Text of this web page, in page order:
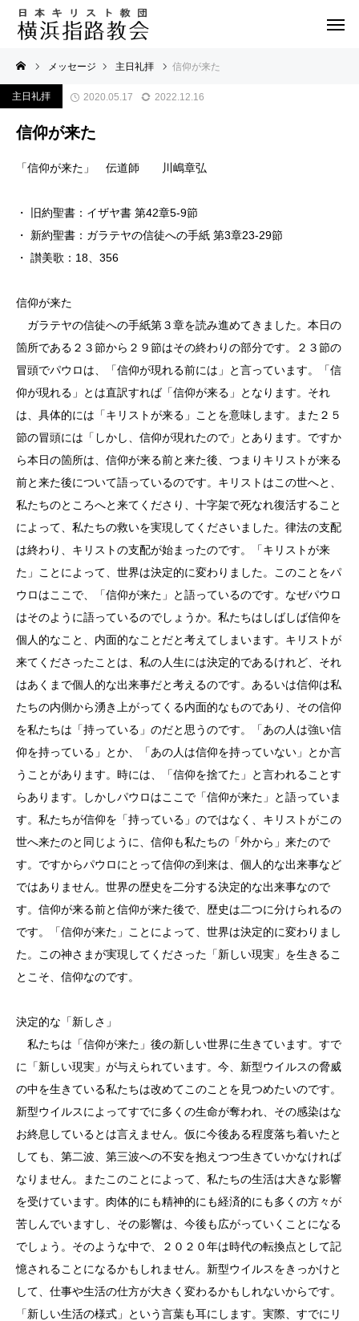
メッセージ 主日礼拝 信仰が来た
主日礼拝 2020.05.17 2022.12.16
信仰が来た
「信仰が来た」 伝道師 川嶋章弘
・ 旧約聖書：イザヤ書 第42章5-9節
・ 新約聖書：ガラテヤの信徒への手紙 第3章23-29節
・ 讃美歌：18、356
信仰が来た
ガラテヤの信徒への手紙第３章を読み進めてきました。本日の
箇所である２３節から２９節はその終わりの部分です。２３節の
冒頭でパウロは、「信仰が現れる前には」と言っています。「信
仰が現れる」とは直訳すれば「信仰が来る」となります。それ
は、具体的には「キリストが来る」ことを意味します。また２５
節の冒頭には「しかし、信仰が現れたので」とあります。ですか
ら本日の箇所は、信仰が来る前と来た後、つまりキリストが来る
前と来た後について語っているのです。キリストはこの世へと、
私たちのところへと来てくださり、十字架で死なれ復活すること
によって、私たちの救いを実現してくださいました。律法の支配
は終わり、キリストの支配が始まったのです。「キリストが来
た」ことによって、世界は決定的に変わりました。このことをパ
ウロはここで、「信仰が来た」と語っているのです。なぜパウロ
はそのように語っているのでしょうか。私たちはしばしば信仰を
個人的なこと、内面的なことだと考えてしまいます。キリストが
来てくださったことは、私の人生には決定的であるけれど、それ
はあくまで個人的な出来事だと考えるのです。あるいは信仰は私
たちの内側から湧き上がってくる内面的なものであり、その信仰
を私たちは「持っている」のだと思うのです。「あの人は強い信
仰を持っている」とか、「あの人は信仰を持っていない」とか言
うことがあります。時には、「信仰を捨てた」と言われることす
らあります。しかしパウロはここで「信仰が来た」と語っていま
す。私たちが信仰を「持っている」のではなく、キリストがこの
世へ来たのと同じように、信仰も私たちの「外から」来たので
す。ですからパウロにとって信仰の到来は、個人的な出来事など
ではありません。世界の歴史を二分する決定的な出来事なので
す。信仰が来る前と信仰が来た後で、歴史は二つに分けられるの
です。「信仰が来た」ことによって、世界は決定的に変わりまし
た。この神さまが実現してくださった「新しい現実」を生きるこ
とこそ、信仰なのです。
決定的な「新しさ」
私たちは「信仰が来た」後の新しい世界に生きています。すで
に「新しい現実」が与えられています。今、新型ウイルスの脅威
の中を生きている私たちは改めてこのことを見つめたいのです。
新型ウイルスによってすでに多くの生命が奪われ、その感染はな
お終息しているとは言えません。仮に今後ある程度落ち着いたと
しても、第二波、第三波への不安を抱えつつ生きていかなければ
なりません。またこのことによって、私たちの生活は大きな影響
を受けています。肉体的にも精神的にも経済的にも多くの方々が
苦しんでいますし、その影響は、今後も広がっていくことになる
でしょう。そのような中で、２０２０年は時代の転換点として記
憶されることになるかもしれません。新型ウイルスをきっかけと
して、仕事や生活の仕方が大きく変わるかもしれないからです。
「新しい生活の様式」という言葉も耳にします。実際、すでにリ